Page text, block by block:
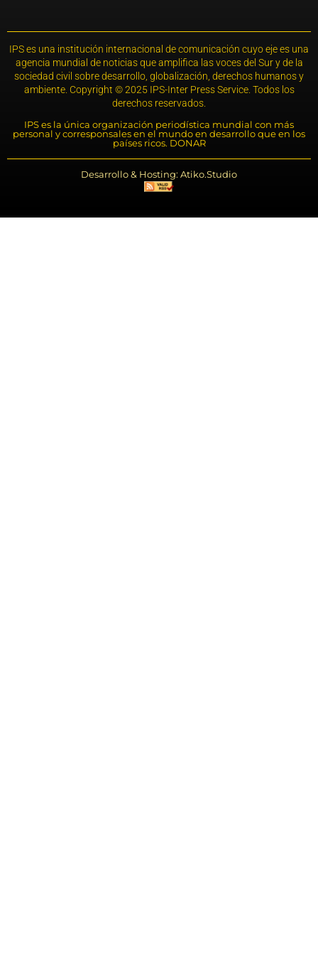
IPS es una institución internacional de comunicación cuyo eje es una
agencia mundial de noticias que amplifica las voces del Sur y de la
sociedad civil sobre desarrollo, globalización, derechos humanos y
ambiente. Copyright © 2025 IPS-Inter Press Service. Todos los
derechos reservados.
IPS es la única organización periodística mundial con más
personal y corresponsales en el mundo en desarrollo que en los
países ricos. DONAR
Desarrollo & Hosting: Atiko.Studio